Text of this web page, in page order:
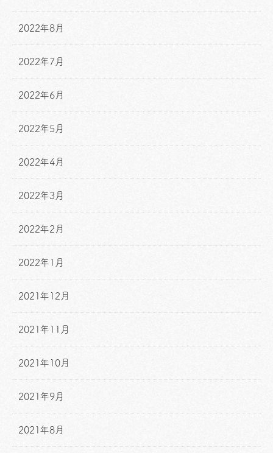
2022年8月
2022年7月
2022年6月
2022年5月
2022年4月
2022年3月
2022年2月
2022年1月
2021年12月
2021年11月
2021年10月
2021年9月
2021年8月